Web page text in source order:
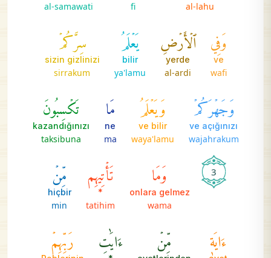
al-lahu
fi
al-samawati
وَفِي
ve
wafi
ٱلۡأَرۡضِ
yerde
al-ardi
يَعۡلَمُ
bilir
ya'lamu
سِرَّكُمۡ
sizin gizlinizi
sirrakum
وَجَهۡرَكُمۡ
ve açığınızı
wajahrakum
وَيَعۡلَمُ
ve bilir
waya'lamu
مَا
ne
ma
تَكۡسِبُونَ
kazandığınızı
taksibuna
3 وَمَا
onlara gelmez
wama
تَأۡتِيهِم
*
tatihim
مِّنۡ
hiçbir
min
ءَايَةٖ مِّنۡ ءَايَٰتِ رَبِّهِمۡ